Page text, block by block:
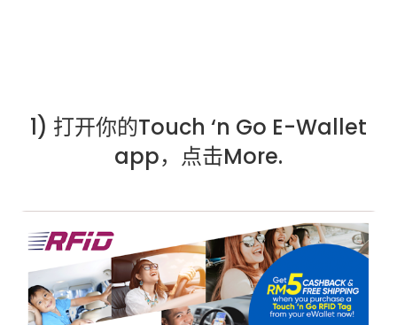
1) 打开你的Touch ‘n Go E-Wallet
app，点击More.